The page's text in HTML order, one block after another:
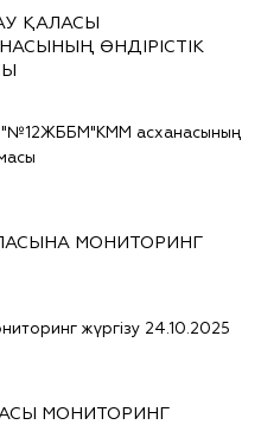
ҚАЛАСЫ
ӨНДІРІСТІК
"№12ЖББМ"КММ асханасының
МОНИТОРИНГ
жүргізу 24.10.2025
МОНИТОРИНГ